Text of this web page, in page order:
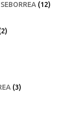
(12)
(3)